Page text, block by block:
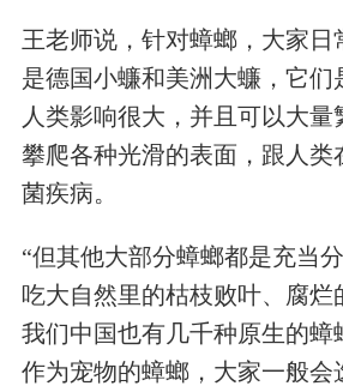
王老师说，针对蟑螂，大家日
是德国小蠊和美洲大蠊，它们
人类影响很大，并且可以大量
攀爬各种光滑的表面，跟人类
菌疾病。
“但其他大部分蟑螂都是充当
吃大自然里的枯枝败叶、腐烂
我们中国也有几千种原生的蟑
作为宠物的蟑螂，大家一般会